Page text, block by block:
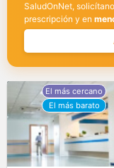
SaludOnNet,
prescripción y en